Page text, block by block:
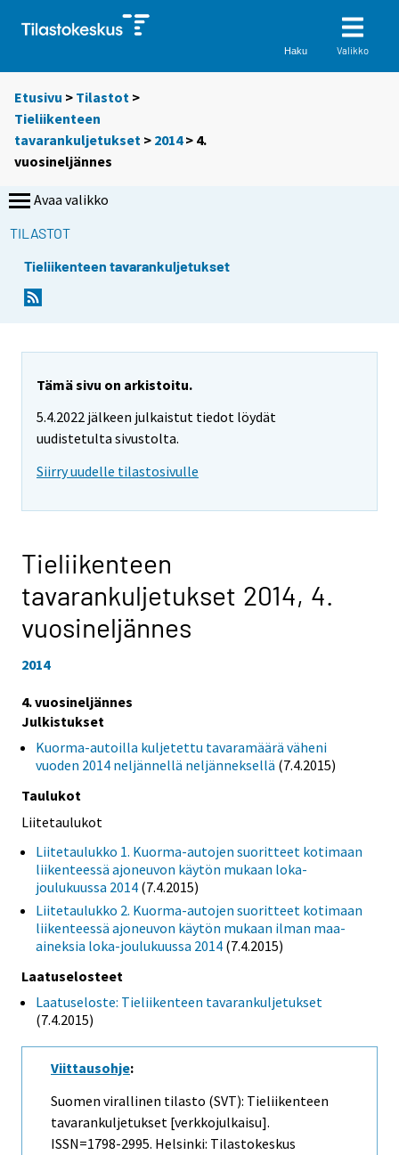
Haku Valikko
Etusivu > Tilastot >
Tieliikenteen
tavarankuljetukset > 2014> 4.
vuosineljännes
Avaa valikko
TILASTOT
Tieliikenteen tavarankuljetukset
Tämä sivu on arkistoitu.
5.4.2022 jälkeen julkaistut tiedot löydät
uudistetulta sivustolta.
Siirry uudelle tilastosivulle
Tieliikenteen
tavarankuljetukset 2014, 4.
vuosineljännes
2014
4. vuosineljännes
Julkistukset
Kuorma-autoilla kuljetettu tavaramäärä väheni
vuoden 2014 neljännellä neljänneksellä (7.4.2015)
Taulukot
Liitetaulukot
Liitetaulukko 1. Kuorma-autojen suoritteet kotimaan
liikenteessä ajoneuvon käytön mukaan loka-
joulukuussa 2014 (7.4.2015)
Liitetaulukko 2. Kuorma-autojen suoritteet kotimaan
liikenteessä ajoneuvon käytön mukaan ilman maa-
aineksia loka-joulukuussa 2014 (7.4.2015)
Laatuselosteet
Laatuseloste: Tieliikenteen tavarankuljetukset
(7.4.2015)
Viittausohje:
Suomen virallinen tilasto (SVT): Tieliikenteen
tavarankuljetukset [verkkojulkaisu].
ISSN=1798-2995. Helsinki: Tilastokeskus